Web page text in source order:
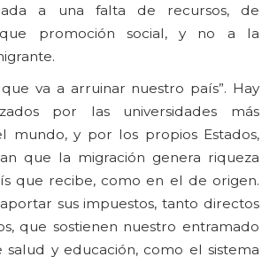
a una falta de recursos, de
que promoción social, y no a la
va a arruinar nuestro país”. Hay
por las universidades más
mundo, y por los propios Estados,
que la migración genera riqueza
que recibe, como en el de origen.
sus impuestos, tanto directos
que sostienen nuestro entramado
salud y educación, como el sistema